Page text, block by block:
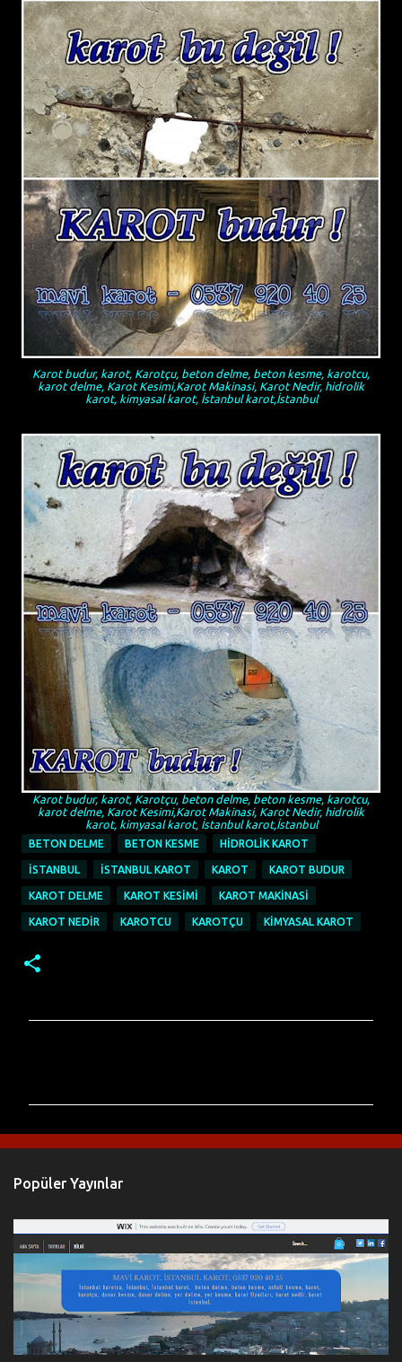
Karot budur, karot, Karotçu, beton delme, beton kesme, karotcu,
karot delme, Karot Kesimi,Karot Makinasi, Karot Nedir, hidrolik
karot, kimyasal karot, İstanbul karot,İstanbul
Karot budur, karot, Karotçu, beton delme, beton kesme, karotcu,
karot delme, Karot Kesimi,Karot Makinasi, Karot Nedir, hidrolik
karot, kimyasal karot, İstanbul karot,İstanbul
BETON DELME BETON KESME HIDROLIK KAROT
İSTANBUL İSTANBUL KAROT KAROT KAROT BUDUR
KAROT DELME KAROT KESIMI KAROT MAKINASI
KAROT NEDIR KAROTCU KAROTÇU KIMYASAL KAROT
m
r
Popüler Yayınlar